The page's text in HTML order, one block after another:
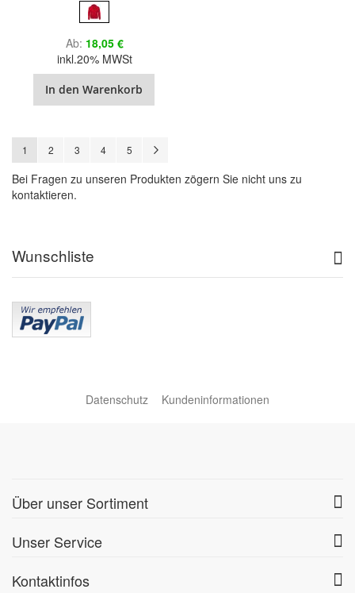
Ab 18,05 €
inkl.20% MWSt
In den Warenkorb
SeiteSie lesen gerade Seite
1 Seite
2 Seite
3 Seite
4 Seite
5
Bei Fragen zu unseren Produkten zögern Sie nicht uns zu
kontaktieren.
Wunschliste
Datenschutz Kundeninformationen
Über unser Sortiment
Unser Service
Kontaktinfos